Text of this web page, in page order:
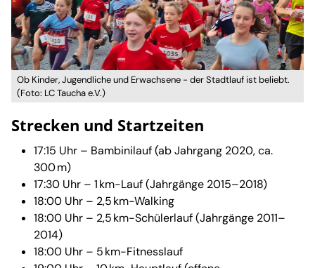
Ob Kinder, Jugendliche und Erwachsene - der Stadtlauf ist beliebt.
(Foto: LC Taucha e.V.)
Strecken und Startzeiten
17:15 Uhr – Bambinilauf (ab Jahrgang 2020, ca.
300 m)
17:30 Uhr – 1 km-Lauf (Jahrgänge 2015–2018)
18:00 Uhr – 2,5 km-Walking
18:00 Uhr – 2,5 km-Schülerlauf (Jahrgänge 2011–
2014)
18:00 Uhr – 5 km-Fitnesslauf